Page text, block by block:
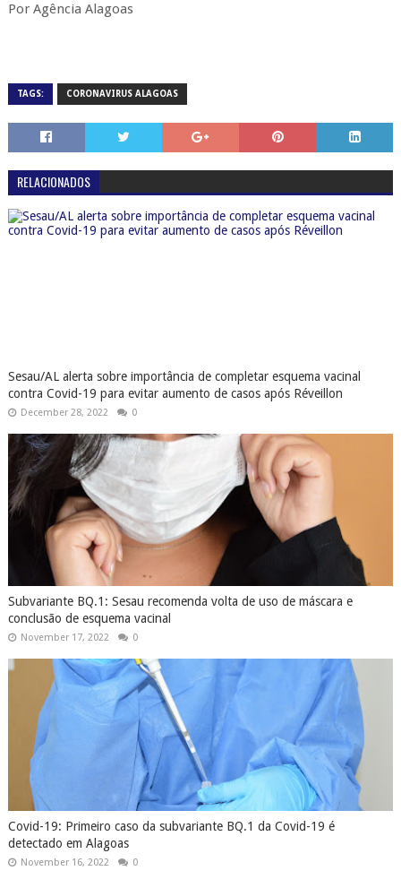
Por Agência Alagoas
TAGS: CORONAVIRUS ALAGOAS
RELACIONADOS
Sesau/AL alerta sobre importância de completar esquema vacinal
contra Covid-19 para evitar aumento de casos após Réveillon
December 28, 2022 0
Subvariante BQ.1: Sesau recomenda volta de uso de máscara e
conclusão de esquema vacinal
November 17, 2022 0
Covid-19: Primeiro caso da subvariante BQ.1 da Covid-19 é
detectado em Alagoas
November 16, 2022 0